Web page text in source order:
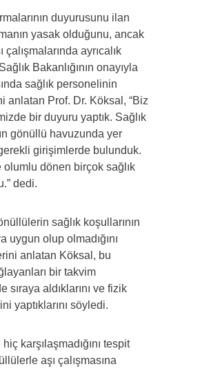
duyurusunu ilan
yasak olduğunu, ancak
çalışmalarında ayrıcalık
Sağlık Bakanlığının onayıyla
sağlık personelinin
anlatan Prof. Dr. Köksal, “Biz
bir duyuru yaptık. Sağlık
gönüllü havuzunda yer
girişimlerde bulunduk.
olumlu dönen birçok sağlık
dedi.
sağlık koşullarının
uygun olup olmadığını
anlatan Köksal, bu
bir takvim
sıraya aldıklarını ve fizik
yaptıklarını söyledi.
karşılaşmadığını tespit
aşı çalışmasına